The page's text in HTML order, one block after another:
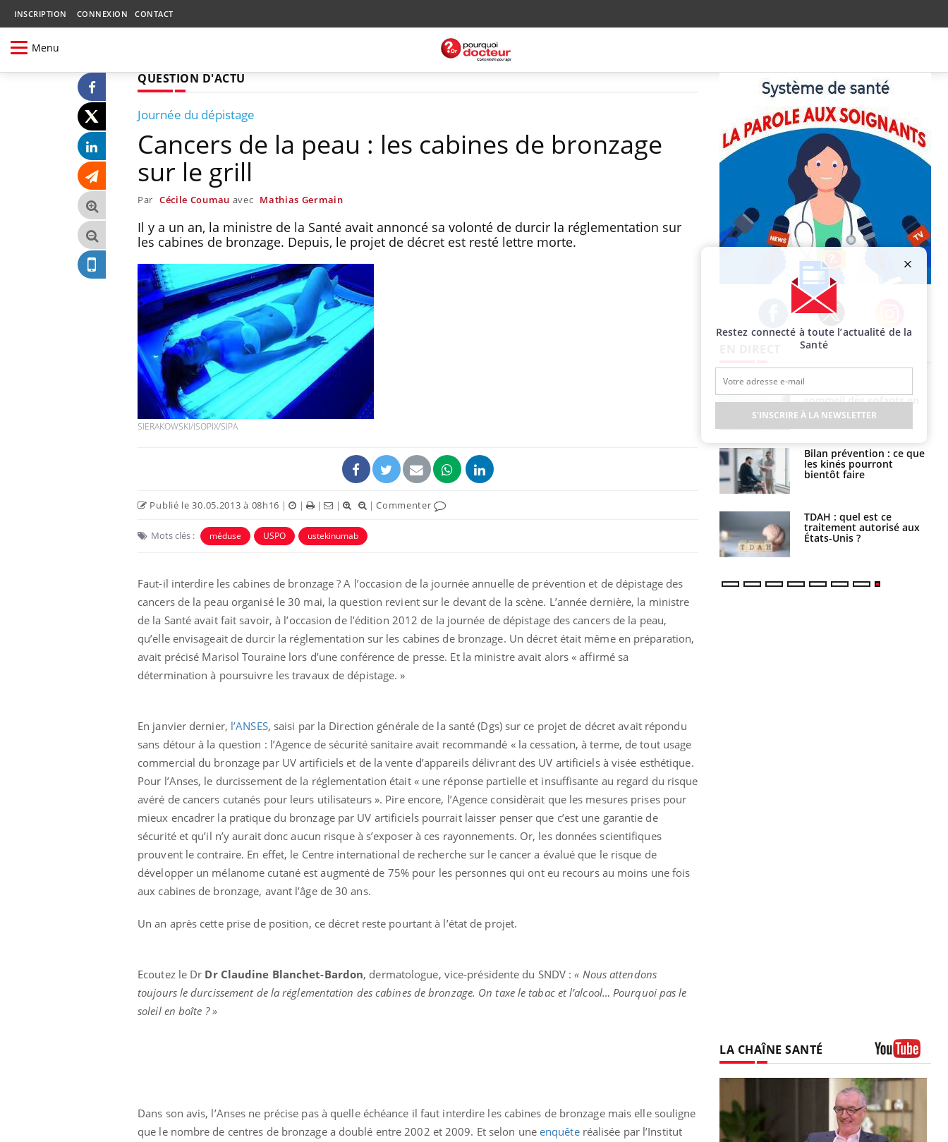
INSCRIPTION CONNEXION CONTACT
Menu
QUESTION D'ACTU
Journée du dépistage
Cancers de la peau : les cabines de bronzage
sur le grill
Par Cécile Coumau avec Mathias Germain
Il y a un an, la ministre de la Santé avait annoncé sa volonté de durcir la réglementation sur
les cabines de bronzage. Depuis, le projet de décret est resté lettre morte.
SIERAKOWSKI/ISOPIX/SIPA
Publié le 30.05.2013 à 08h16 | | | | |Commenter
Mots clés : méduse USPO ustekinumab
Faut-il interdire les cabines de bronzage ? A l’occasion de la journée annuelle de prévention et de dépistage des
cancers de la peau organisé le 30 mai, la question revient sur le devant de la scène. L’année dernière, la ministre
de la Santé avait fait savoir, à l’occasion de l’édition 2012 de la journée de dépistage des cancers de la peau,
qu’elle envisageait de durcir la réglementation sur les cabines de bronzage. Un décret était même en préparation,
avait précisé Marisol Touraine lors d’une conférence de presse. Et la ministre avait alors « affirmé sa
détermination à poursuivre les travaux de dépistage. »
En janvier dernier, l’ANSES, saisi par la Direction générale de la santé (Dgs) sur ce projet de décret avait répondu
sans détour à la question : l’Agence de sécurité sanitaire avait recommandé « la cessation, à terme, de tout usage
commercial du bronzage par UV artificiels et de la vente d’appareils délivrant des UV artificiels à visée esthétique.
Pour l’Anses, le durcissement de la réglementation était « une réponse partielle et insuffisante au regard du risque
avéré de cancers cutanés pour leurs utilisateurs ». Pire encore, l’Agence considèrait que les mesures prises pour
mieux encadrer la pratique du bronzage par UV artificiels pourrait laisser penser que c’est une garantie de
sécurité et qu’il n’y aurait donc aucun risque à s’exposer à ces rayonnements. Or, les données scientifiques
prouvent le contraire. En effet, le Centre international de recherche sur le cancer a évalué que le risque de
développer un mélanome cutané est augmenté de 75% pour les personnes qui ont eu recours au moins une fois
aux cabines de bronzage, avant l’âge de 30 ans.
Un an après cette prise de position, ce décret reste pourtant à l’état de projet.
Ecoutez le Dr Dr Claudine Blanchet-Bardon, dermatologue, vice-présidente du SNDV :« Nous attendons
toujours le durcissement de la réglementation des cabines de bronzage. On taxe le tabac et l’alcool… Pourquoi pas le
soleil en boîte ? »
Dans son avis, l’Anses ne précise pas à quelle échéance il faut interdire les cabines de bronzage mais elle souligne
que le nombre de centres de bronzage a doublé entre 2002 et 2009. Et selon une enquêteréalisée par l’Institut
Facebook Twitter Instagram
Fortes chaleurs :
pourquoi le risque de
noyade grimpe-t-il ?
de protéines pourrait
finalement être bénéfique
Le smartphone nuit-il à
l'apprentissage de la
lecture ?
Mordue par une tique en
barracuda, une petite fille sommeil des enfants en
vacances ?
Bilan prévention : ce que
les kinés pourront
bientôt faire
TDAH : quel est ce
traitement autorisé aux
États-Unis ?
LA CHAÎNE SANTÉ
Restez connecté à toute l’actualité de la
Santé
S'INSCRIRE À LA NEWSLETTER